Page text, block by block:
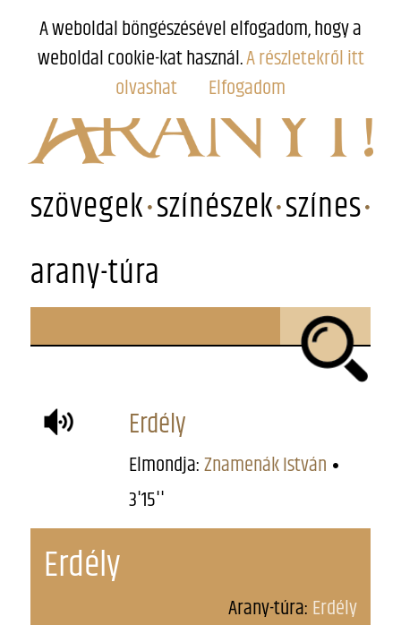
szövegek színészek színes
arany-túra
Erdély
Elmondja:Znamenák István
3'15''
Erdély
Arany-túra: Erdély
A weboldal böngészésével elfogadom, hogy a
weboldal cookie-kat használ.A részletekről itt
olvashat
Elfogadom